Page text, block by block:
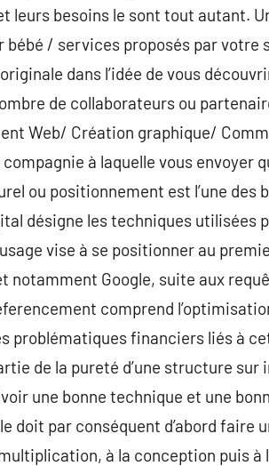
leurs besoins le sont tout autant.
bébé / services proposés par
dans l’idée de vous
de collaborateurs ou
Web/ Création graphique/
compagnie à laquelle vous
ou positionnement est l’une
désigne les techniques utilisées
vise à se positionner au
notamment Google, suite aux
comprend
problématiques financiers liés à
de la pureté d’une structure
une bonne technique et une
doit par conséquent d’abord faire
à la conception puis à